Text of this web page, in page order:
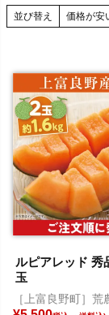
並び替え 価格が安
ルピアレッド 秀
玉
［上富良野町］荒